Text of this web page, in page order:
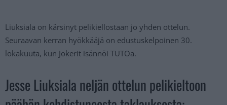
Liuksiala on kärsinyt pelikiellostaan jo yhden ottelun.
Seuraavan kerran hyökkääjä on edustuskelpoinen 30.
lokakuuta, kun Jokerit isännöi TUTOa.
Jesse Liuksiala neljän ottelun pelikieltoon